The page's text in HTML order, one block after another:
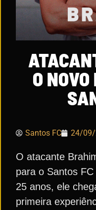
O NOVO
Santos FC 24/
O atacante
para o Santos
25 anos, ele
primeira